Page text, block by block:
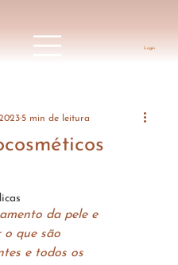
Login
5 min de leitura
da pele e
o que são
e todos os